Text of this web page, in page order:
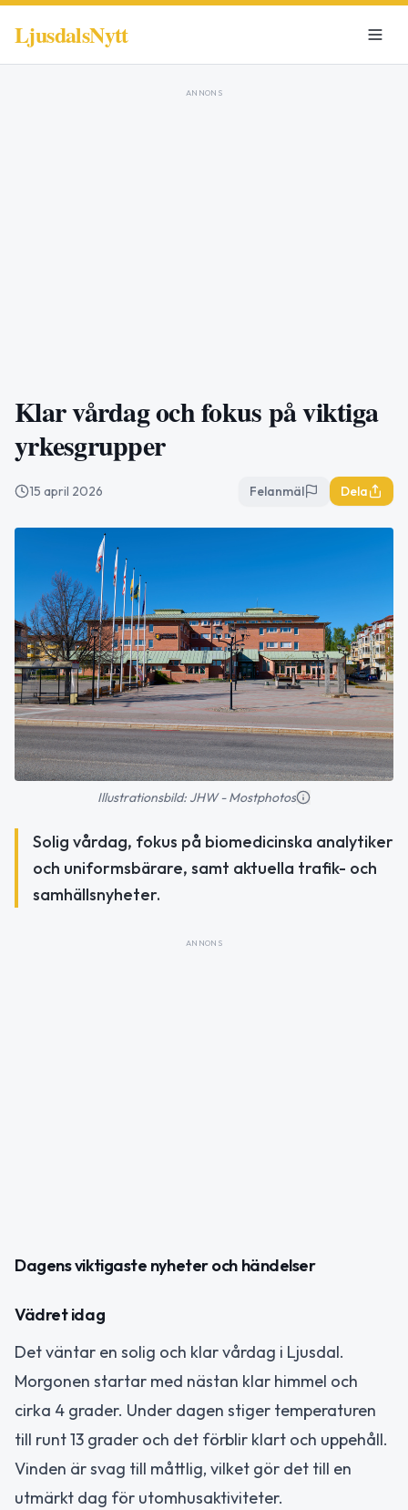
LjusdalsNytt
ANNONS
Klar vårdag och fokus på viktiga
yrkesgrupper
15 april 2026 Felanmäl Dela
Illustrationsbild: JHW - Mostphotos
Solig vårdag, fokus på biomedicinska analytiker
och uniformsbärare, samt aktuella trafik- och
samhällsnyheter.
ANNONS
Dagens viktigaste nyheter och händelser
Vädret idag
Det väntar en solig och klar vårdag i Ljusdal.
Morgonen startar med nästan klar himmel och
cirka 4 grader. Under dagen stiger temperaturen
till runt 13 grader och det förblir klart och uppehåll.
Vinden är svag till måttlig, vilket gör det till en
utmärkt dag för utomhusaktiviteter.